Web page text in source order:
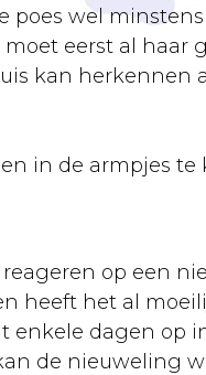
poes wel
eerst al haar
kan herkennen
in de armpjes
op een
heeft het al
enkele dagen
de nieuweling